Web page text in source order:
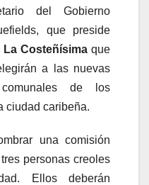
del Gobierno
que preside
La Costeñísima que
a las nuevas
comunales de los
ciudad caribeña.
una comisión
personas creoles
Ellos deberán